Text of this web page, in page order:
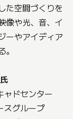
た空間づくりを
像や光、音、イ
ーやアイディア
ャドセンター
スグループ